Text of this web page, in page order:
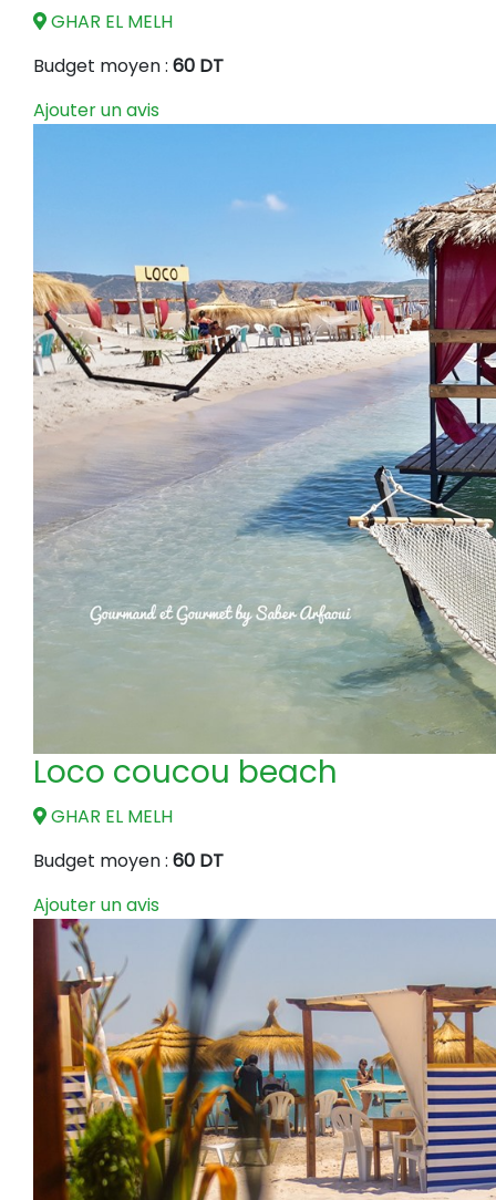
GHAR EL MELH
Budget moyen : 60 DT
Ajouter un avis
Loco coucou beach
GHAR EL MELH
Budget moyen : 60 DT
Ajouter un avis